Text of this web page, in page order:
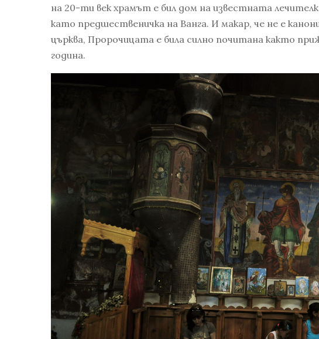
на 20-ти век храмът е бил дом на известната
като предшественичка на Ванга. И макар, че не е
църква, Пророчицата е била силно почитана както
година.